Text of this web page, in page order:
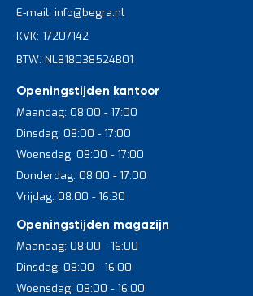
E-mail: info@begra.nl
KVK: 17207142
BTW: NL818038524B01
Openingstijden kantoor
Maandag: 08:00 - 17:00
Dinsdag: 08:00 - 17:00
Woensdag: 08:00 - 17:00
Donderdag: 08:00 - 17:00
Vrijdag: 08:00 - 16:30
Openingstijden magazijn
Maandag: 08:00 - 16:00
Dinsdag: 08:00 - 16:00
Woensdag: 08:00 - 16:00